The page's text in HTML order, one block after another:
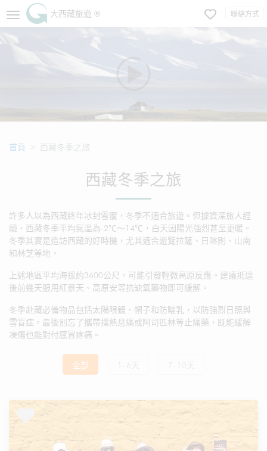
大西藏旅遊 ® 聯絡方式
首頁 西藏冬季之旅
西藏冬季之旅
許多人以為西藏終年冰封雪覆，冬季不適合旅遊。但據資深旅人經
驗，西藏冬季平均氣溫為-2℃～14℃，白天因陽光強烈甚至更暖。
冬季其實是造訪西藏的好時機，尤其適合遊覽拉薩、日喀則、山南
和林芝等地。
上述地區平均海拔約3600公尺，可能引發輕微高原反應。建議抵達
後前幾天服用紅景天、高原安等抗缺氧藥物即可緩解。
冬季赴藏必備物品包括太陽眼鏡、帽子和防曬乳，以防強烈日照與
雪盲症。最後別忘了攜帶撲熱息痛或阿司匹林等止痛藥，既能緩解
凍傷也能對付感冒疼痛。
全部